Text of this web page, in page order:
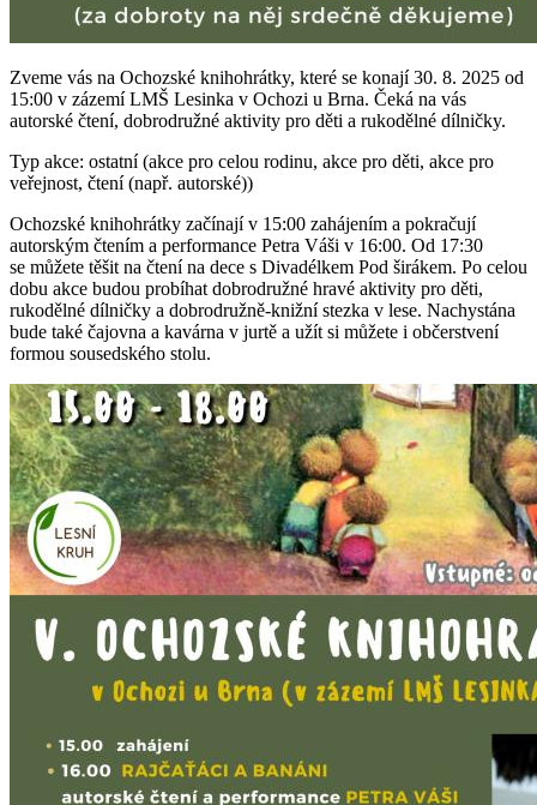
Zveme vás na Ochozské knihohrátky, které se konají 30. 8. 2025 od
15:00 v zázemí LMŠ Lesinka v Ochozi u Brna. Čeká na vás
autorské čtení, dobrodružné aktivity pro děti a rukodělné dílničky.
Typ akce: ostatní (akce pro celou rodinu, akce pro děti, akce pro
veřejnost, čtení (např. autorské))
Ochozské knihohrátky začínají v 15:00 zahájením a pokračují
autorským čtením a performance Petra Váši v 16:00. Od 17:30
se můžete těšit na čtení na dece s Divadélkem Pod širákem. Po celou
dobu akce budou probíhat dobrodružné hravé aktivity pro děti,
rukodělné dílničky a dobrodružně-knižní stezka v lese. Nachystána
bude také čajovna a kavárna v jurtě a užít si můžete i občerstvení
formou sousedského stolu.